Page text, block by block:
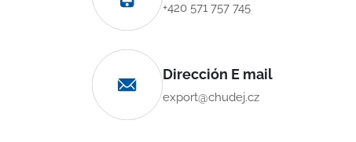
+420 571 757 745
Dirección E mail
export@chudej.cz